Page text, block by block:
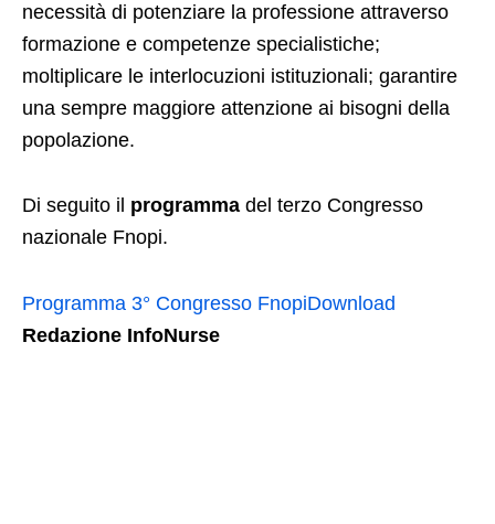
necessità di potenziare la professione attraverso
formazione e competenze specialistiche;
moltiplicare le interlocuzioni istituzionali; garantire
una sempre maggiore attenzione ai bisogni della
popolazione.
Di seguito il programma del terzo Congresso
nazionale Fnopi.
Programma 3° Congresso FnopiDownload
Redazione InfoNurse